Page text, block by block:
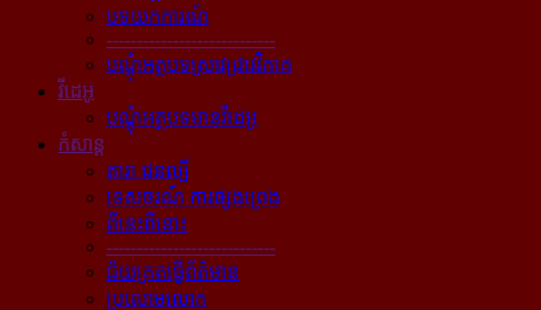
បទយកការណ៍
----------------------------
បណ្ដុំអត្ថបទស្រាវជ្រាវវិភាគ
វីដេអូ
បណ្ដុំអត្ថបទមានវីដេអូ
កំសាន្ដ
តារា ជនល្បី
ទេសចរណ៍ ការផ្សងព្រេង
ពីនេះពីនោះ
----------------------------
ជ័យគ្រតធ្វើព័ត៌មាន
ប្រលោមលោក